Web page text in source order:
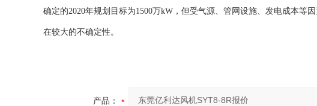
确定的2020年规划目标为1500万kW，但受气源、管网设施、发电成本
在较大的不确定性。
产品：